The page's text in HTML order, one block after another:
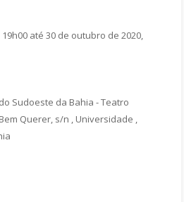
até 30 de outubro de 2020,
Sudoeste da Bahia - Teatro
Querer, s/n , Universidade ,